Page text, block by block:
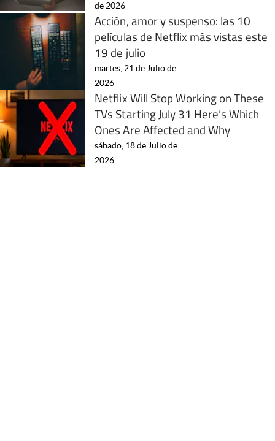
de 2026
Acción, amor y suspenso: las 10
películas de Netflix más vistas este
19 de julio
martes, 21 de Julio de
2026
Netflix Will Stop Working on These
TVs Starting July 31 Here’s Which
Ones Are Affected and Why
sábado, 18 de Julio de
2026